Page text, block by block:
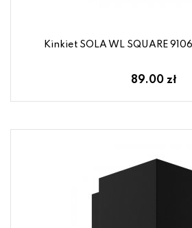
Kinkiet SOLA WL SQUARE
89.00 zł